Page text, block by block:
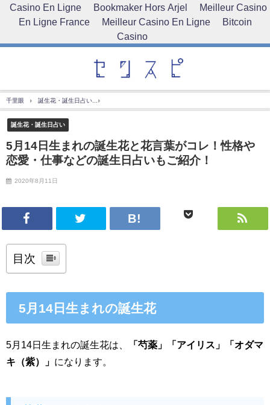
Casino En Ligne Bookmaker Hors Arjel
Meilleur Casino
En Ligne France
Meilleur Casino En Ligne
Bitcoin
Casino
千里眼 誕生花・誕生日占い
誕生花・誕生日占い
5月14日生まれの誕生花と花言葉がコレ！性格や
恋愛・仕事などの誕生日占いもご紹介！
2020年8月11日
目次
5月14日生まれの誕生花
5月14日生まれの誕生花は、
「芍薬」「アイリス」「オダマ
キ（紫）」 になります。